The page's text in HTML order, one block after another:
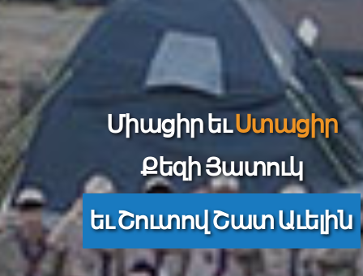
Միացիր եւՍտացիր
Քեզի Յատուկ
եւ Շուտով Շատ Աւելին